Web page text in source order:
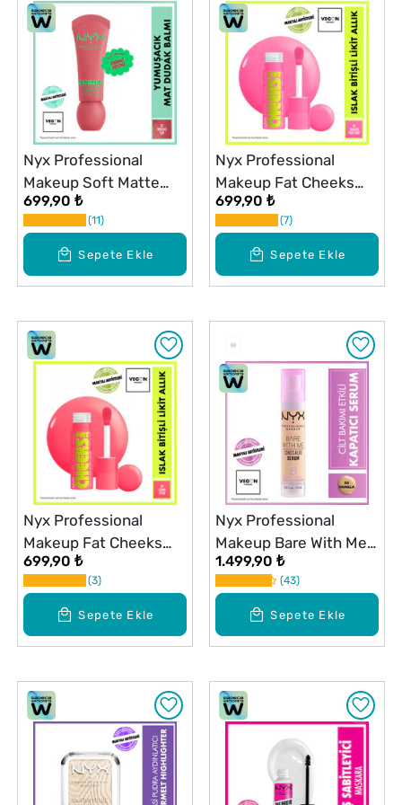
Sepete Ekle
Nyx Professional
Makeup Soft Matte
Smushy Dudak Balmı
Snuggle Szn 05
699,90 ₺
11
Sepete Ekle
Nyx Professional
Makeup Fat Cheeks
Allık Dragon Fruit Drip
699,90 ₺
7
Sepete Ekle
Nyx Professional
Makeup Fat Cheeks
Likit Allık Guava Gush
699,90 ₺
3
Sepete Ekle
Nyx Professional
Makeup Bare With Me
Kapatıcı Serum 03
Vanilla
1.499,90 ₺
43